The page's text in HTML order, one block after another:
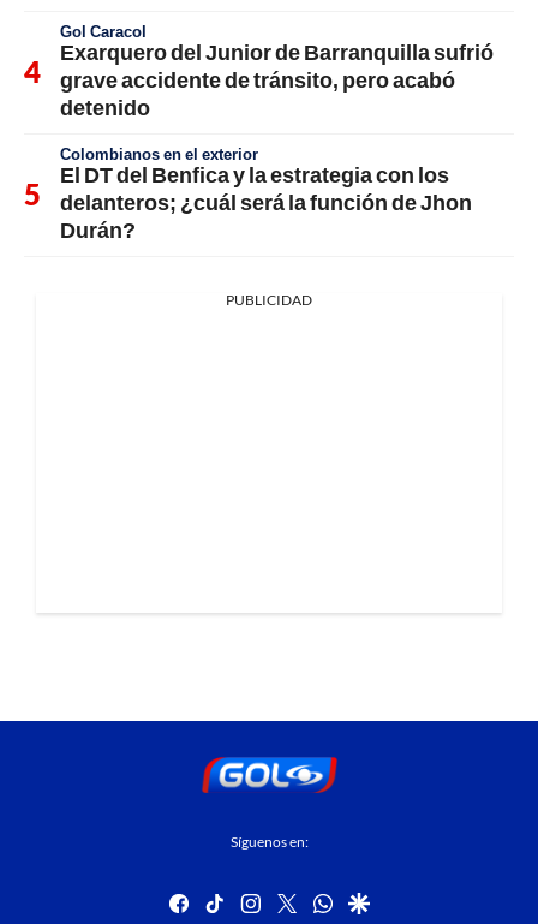
Gol Caracol
Exarquero del Junior de Barranquilla sufrió
grave accidente de tránsito, pero acabó
detenido
Colombianos en el exterior
El DT del Benfica y la estrategia con los
delanteros; ¿cuál será la función de Jhon
Durán?
PUBLICIDAD
Síguenos en:
facebook
tiktok instagram
twitterwhatsapp
google